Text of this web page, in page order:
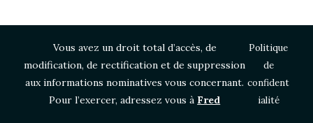
Vous avez un droit total d’accès, de
modification, de rectification et de suppression
aux informations nominatives vous concernant.
Pour l’exercer, adressez vous à Fred
Politique
de
confident
ialité